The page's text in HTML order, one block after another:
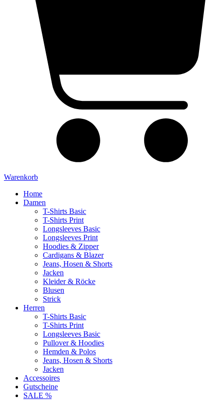
Warenkorb
Home
Damen
T-Shirts Basic
T-Shirts Print
Longsleeves Basic
Longsleeves Print
Hoodies & Zipper
Cardigans & Blazer
Jeans, Hosen & Shorts
Jacken
Kleider & Röcke
Blusen
Strick
Herren
T-Shirts Basic
T-Shirts Print
Longsleeves Basic
Pullover & Hoodies
Hemden & Polos
Jeans, Hosen & Shorts
Jacken
Accessoires
Gutscheine
SALE %